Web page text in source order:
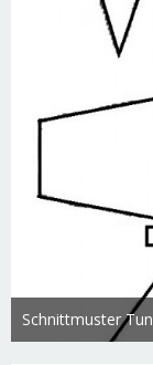
Schnittmuster
Swietlana
17. März